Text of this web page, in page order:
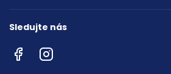
Sledujte nás
FacebookInstagram